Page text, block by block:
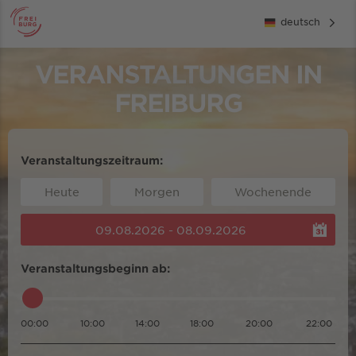
deutsch
VERANSTALTUNGEN IN
FREIBURG
Veranstaltungszeitraum:
Heute Morgen Wochenende
09.08.2026 - 08.09.2026
Veranstaltungsbeginn ab:
00:00 10:00 14:00 18:00 20:00 22:00